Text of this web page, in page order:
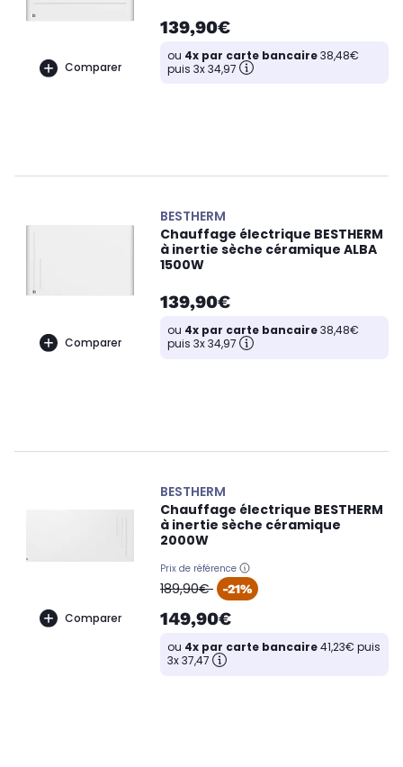
Comparer
139,90€
ou 4x par carte bancaire38,48€
puis 3x 34,97
Comparer
BESTHERM
Chauffage électrique BESTHERM
à inertie sèche céramique ALBA
1500W
139,90€
ou 4x par carte bancaire38,48€
puis 3x 34,97
Comparer
BESTHERM
Chauffage électrique BESTHERM
à inertie sèche céramique
2000W
Prix de référence
oldPrice
189,90€ -21%
149,90€
ou 4x par carte bancaire41,23€ puis
3x 37,47